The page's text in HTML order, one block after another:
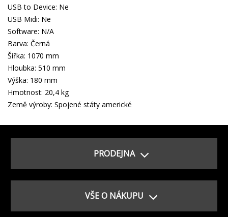
USB to Device: Ne
USB Midi: Ne
Software: N/A
Barva: Černá
Šířka: 1070 mm
Hloubka: 510 mm
Výška: 180 mm
Hmotnost: 20,4 kg
Země výroby: Spojené státy americké
PRODEJNA
VŠE O NÁKUPU